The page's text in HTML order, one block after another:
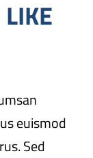
euismod
Sed